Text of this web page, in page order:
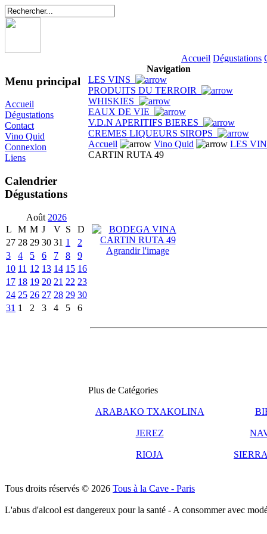
Accueil Dégustations
Menu principal
Accueil
Dégustations
Contact
Vino Quid
Connexion
Liens
Calendrier
Dégustations
Août 2026
L
M M J V S
D
27 28 29 30 31 1
2
3
4 5 6 7 8
9
10 11 12 13 14 15 16
17 18 19 20 21 22 23
24 25 26 27 28 29 30
31 1 2 3 4 5 6
Navigation
LES VINS
PRODUITS DU TERROIR
WHISKIES
EAUX DE VIE
V.D.N APERITIFS BIERES
CREMES LIQUEURS SIROPS
Accueil
Vino Quid
LES
CARTIN RUTA 49
Agrandir l'image
Plus de Catégories
ARABAKO TXAKOLINA
JEREZ
RIOJA
Tous droits réservés © 2026 Tous à la Cave - Paris
L'abus d'alcool est dangereux pour la santé - A consommer avec